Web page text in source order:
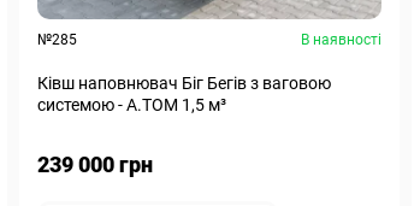
№285 В наявності
Ківш наповнювач Біг Бегів з ваговою
системою - А.ТОМ 1,5 м³
239 000 грн